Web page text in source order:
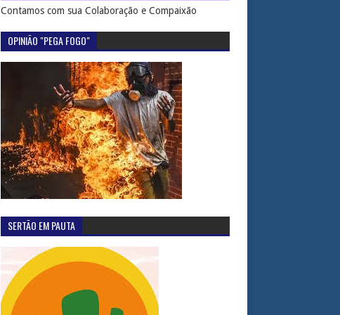
Contamos com sua Colaboração e Compaixão
OPINIÃO "PEGA FOGO"
SERTÃO EM PAUTA